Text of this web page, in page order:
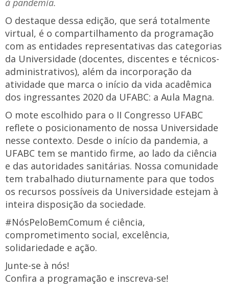
à pandemia.
O destaque dessa edição, que será totalmente
virtual, é o compartilhamento da programação
com as entidades representativas das categorias
da Universidade (docentes, discentes e técnicos-
administrativos), além da incorporação da
atividade que marca o início da vida acadêmica
dos ingressantes 2020 da UFABC: a Aula Magna.
O mote escolhido para o II Congresso UFABC
reflete o posicionamento de nossa Universidade
nesse contexto. Desde o início da pandemia, a
UFABC tem se mantido firme, ao lado da ciência
e das autoridades sanitárias. Nossa comunidade
tem trabalhado diuturnamente para que todos
os recursos possíveis da Universidade estejam à
inteira disposição da sociedade.
#NósPeloBemComum é ciência,
comprometimento social, excelência,
solidariedade e ação.
Junte-se à nós!
Confira a programação e inscreva-se!